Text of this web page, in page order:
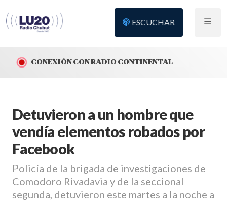
ESCUCHAR
CONEXIÓN CON RADIO CONTINENTAL
Detuvieron a un hombre que
vendía elementos robados por
Facebook
Policía de la brigada de investigaciones de
Comodoro Rivadavia y de la seccional
segunda, detuvieron este martes a la noche a